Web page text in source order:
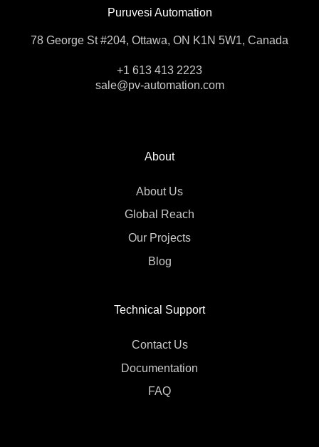
Puruvesi Automation
78 George St #204, Ottawa, ON K1N 5W1, Canada
+1 613 413 2223
sale@pv-automation.com
About
About Us
Global Reach
Our Projects
Blog
Technical Support
Contact Us
Documentation
FAQ